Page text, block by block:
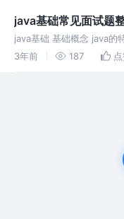
java基础常见面试题
java基础 基础概念 java的
jdk和open jDK的区别 java
3年前 187